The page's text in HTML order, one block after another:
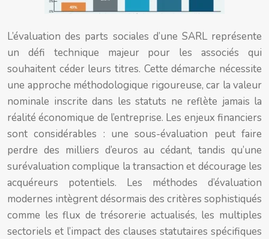
L’évaluation des parts sociales d’une SARL représente
un défi technique majeur pour les associés qui
souhaitent céder leurs titres. Cette démarche nécessite
une approche méthodologique rigoureuse, car la valeur
nominale inscrite dans les statuts ne reflète jamais la
réalité économique de l’entreprise. Les enjeux financiers
sont considérables : une sous-évaluation peut faire
perdre des milliers d’euros au cédant, tandis qu’une
surévaluation complique la transaction et décourage les
acquéreurs potentiels. Les méthodes d’évaluation
modernes intègrent désormais des critères sophistiqués
comme les flux de trésorerie actualisés, les multiples
sectoriels et l’impact des clauses statutaires spécifiques